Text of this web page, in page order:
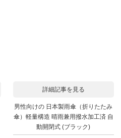
詳細記事を見る
男性向けの 日本製雨傘（折りたたみ
傘）軽量構造 晴雨兼用撥水加工済 自
動開閉式 (ブラック)